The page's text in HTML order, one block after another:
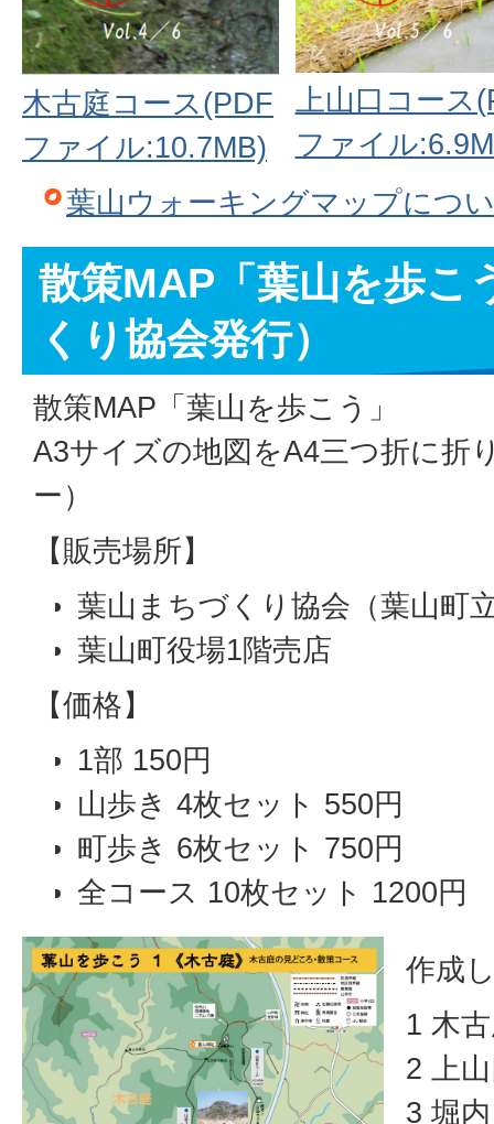
木古庭コース(PDF
ファイル:10.7MB)
上山口コース
ファイル
葉山ウォーキングマップにつ
散策MAP「葉山を歩こ
くり協会発行）
散策MAP「葉山を歩こう」
A3サイズの地図をA4三つ折に折
ー）
【販売場所】
葉山まちづくり協会（葉山町
葉山町役場1階売店
【価格】
1部 150円
山歩き 4枚セット 550円
町歩き 6枚セット 750円
全コース 10枚セット 1200円
作成
1 木
2 上
3 堀内